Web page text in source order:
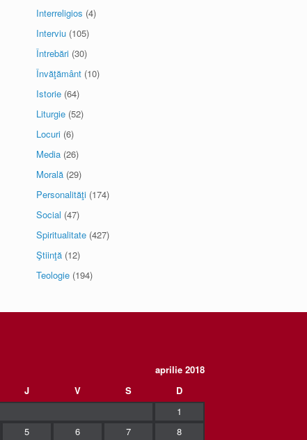
Interreligios (4)
Interviu (105)
Întrebări (30)
Învăţământ (10)
Istorie (64)
Liturgie (52)
Locuri (6)
Media (26)
Morală (29)
Personalităţi (174)
Social (47)
Spiritualitate (427)
Ştiinţă (12)
Teologie (194)
aprilie 2018
J V S
D
1
5 6 7 8